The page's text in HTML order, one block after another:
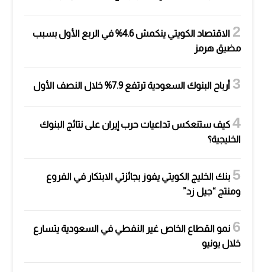
الاقتصاد الكويتي ينكمش 4.6% في الربع الأول بسبب
مضيق هرمز
أرباح البنوك السعودية ترتفع 7.9% خلال النصف الأول
كيف ستنعكس تداعيات حرب إيران على نتائج البنوك
الخليجية؟
بنك الخليج الكويتي يفوز بجائزتي الابتكار في الفروع
ومنتج “جيل زد”
نمو القطاع الخاص غير النفطي في السعودية يتسارع
خلال يونيو